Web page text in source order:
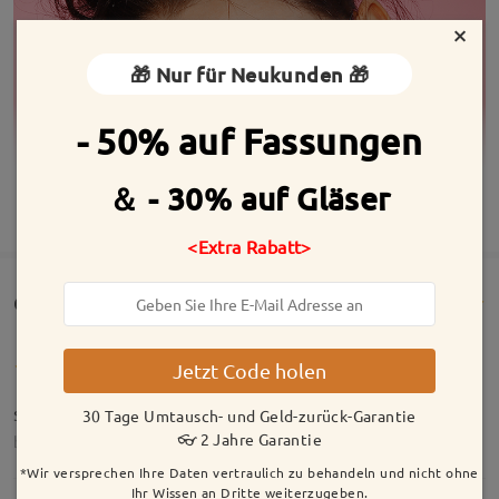
MEHR ANZEIGEN
Customer Reviews(317)
super
by Jul 24 , 2026
×
🎁 Nur für Neukunden 🎁
- 50% auf Fassungen
＆ - 30% auf Gläser
<Extra Rabatt>
Jetzt Code holen
30 Tage Umtausch- und Geld-zurück-Garantie
👓 2 Jahre Garantie
*Wir versprechen Ihre Daten vertraulich zu behandeln und nicht ohne
Ihr Wissen an Dritte weiterzugeben.